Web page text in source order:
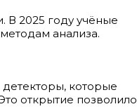
В 2025 году учёные
анализа.
детекторы, которые
открытие позволило